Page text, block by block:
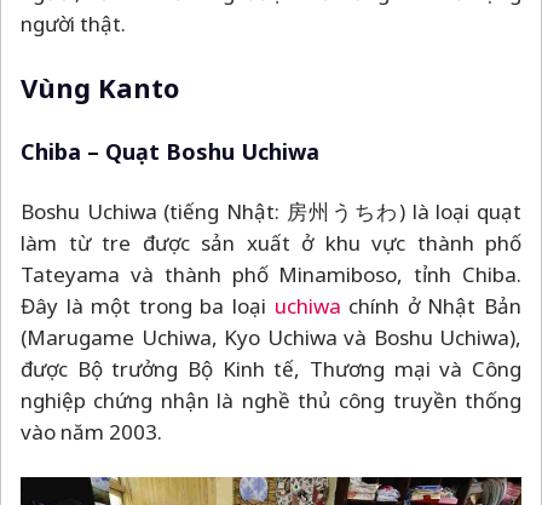
người thật.
Vùng Kanto
Chiba – Quạt Boshu Uchiwa
Boshu Uchiwa (tiếng Nhật: 房州うちわ) là loại quạt
làm từ tre được sản xuất ở khu vực thành phố
Tateyama và thành phố Minamiboso, tỉnh Chiba.
Đây là một trong ba loại uchiwa chính ở Nhật Bản
(Marugame Uchiwa, Kyo Uchiwa và Boshu Uchiwa),
được Bộ trưởng Bộ Kinh tế, Thương mại và Công
nghiệp chứng nhận là nghề thủ công truyền thống
vào năm 2003.